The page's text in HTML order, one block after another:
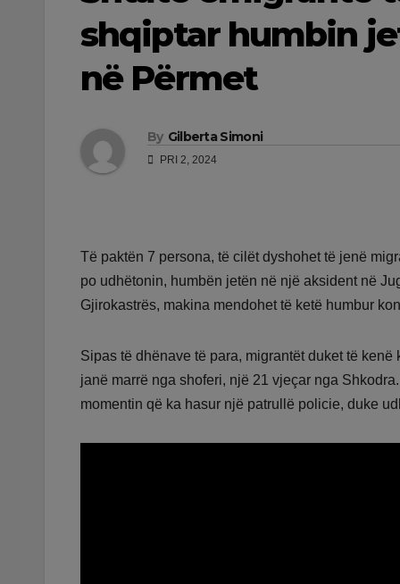
shqiptar humbin
në Përmet
By Gilberta Simoni
PRI 2, 2024
Të paktën 7 persona, të cilët dyshohet të jenë
po udhëtonin, humbën jetën në një aksident në
Gjirokastrës, makina mendohet të ketë humbur
Sipas të dhënave të para, migrantët duket të
janë marrë nga shoferi, një 21 vjeçar nga
momentin që ka hasur një patrullë policie, duke